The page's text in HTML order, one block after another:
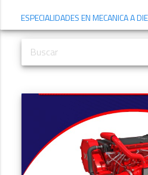
ESPECIALIDADES EN MECANICA A